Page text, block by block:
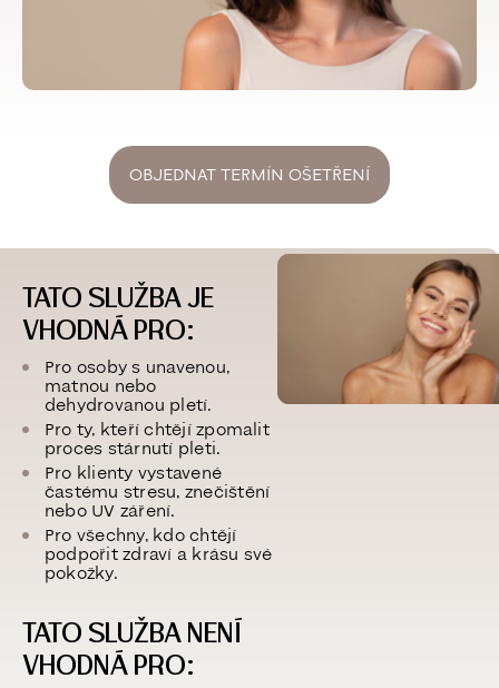
OBJEDNAT TERMÍN OŠETŘENÍ
TATO SLUŽBA JE
VHODNÁ PRO:
Pro osoby s unavenou,
matnou nebo
dehydrovanou pletí.
Pro ty, kteří chtějí zpomalit
proces stárnutí pleti.
Pro klienty vystavené
častému stresu, znečištění
nebo UV záření.
Pro všechny, kdo chtějí
podpořit zdraví a krásu své
pokožky.
TATO SLUŽBA NENÍ
VHODNÁ PRO: